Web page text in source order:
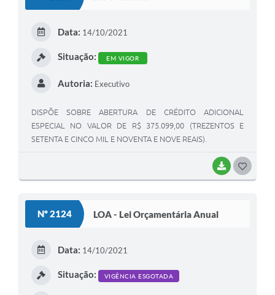
BAIXAR
Data: 14/10/2021
Situação: EM VIGOR
Autoria: Executivo
DISPÕE SOBRE ABERTURA DE CRÉDITO ADICIONAL
ESPECIAL NO VALOR DE R$ 375.099,00 (TREZENTOS E
SETENTA E CINCO MIL E NOVENTA E NOVE REAIS).
Nº 2124 LOA - Lei Orçamentária Anual
Data: 14/10/2021
Situação: VIGÊNCIA ESGOTADA